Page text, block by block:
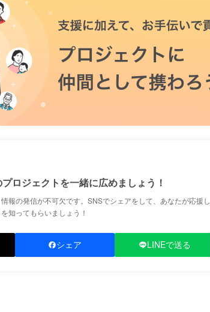
ロジェクトを一緒に広めましょう！
報の発信が不可欠です。SNSでシェアをして、あなたが応援し
知ってもらいましょう！
シェア LINEで送る